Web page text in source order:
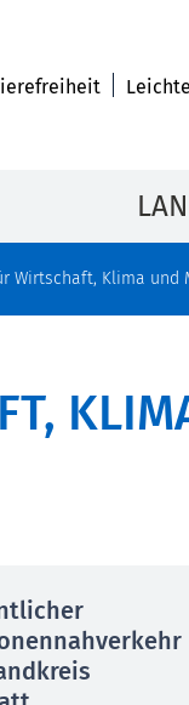
Wirtschaft, Klima und